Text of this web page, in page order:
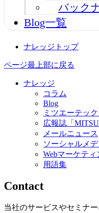
バック
Blog一覧
ナレッジトップ
ページ最上部に戻る
ナレッジ
コラム
Blog
ミツエーテッ
広報誌「
メールニュース
ソーシャルメ
Webマーケテ
用語集
Contact
当社のサービスやセミナ